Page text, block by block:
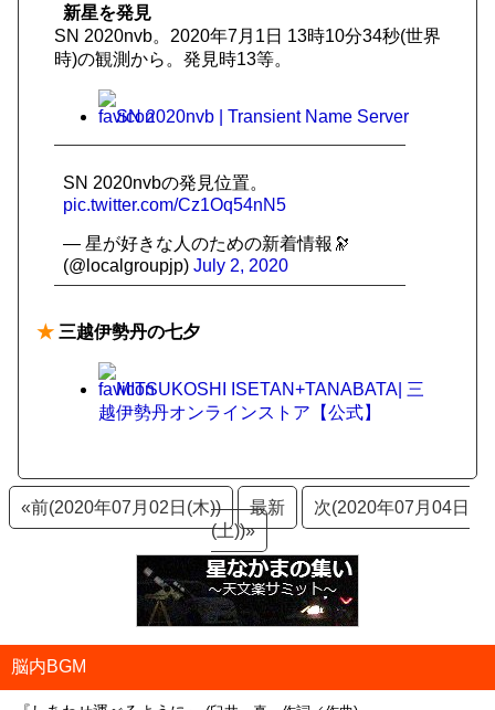
新星を発見
SN 2020nvb。2020年7月1日 13時10分34秒(世界
時)の観測から。発見時13等。
SN 2020nvb | Transient Name Server
SN 2020nvbの発見位置。
pic.twitter.com/Cz1Oq54nN5
— 星が好きな人のための新着情報🔭
(@localgroupjp) July 2, 2020
★ 三越伊勢丹の七夕
MITSUKOSHI ISETAN+TANABATA| 三
越伊勢丹オンラインストア【公式】
«前(2020年07月02日(木)) 最新
次(2020年07月04日
(土))»
脳内BGM